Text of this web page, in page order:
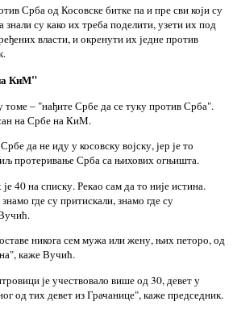
Срба од Косовске битке па и пре сви који су
су како их треба поделити, узети их под
власти, и окренути их једне против
КиМ"
томе – "нађите Србе да се туку против Срба".
на Србе на КиМ.
да не иду у косовску војску, јер је то
протеривање Срба са њихових огњишта.
40 на списку. Рекао сам да то није истина.
где су притискали, знамо где су
никога сем мужа или жену, њих петоро, од
каже Вучић.
је учествовало више од 30, девет у
од тих девет из Грачанице", каже председник.